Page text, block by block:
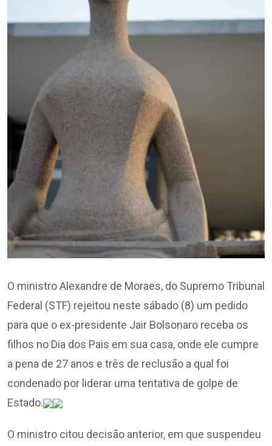
O ministro Alexandre de Moraes, do Supremo Tribunal
Federal (STF) rejeitou neste sábado (8) um pedido
para que o ex-presidente Jair Bolsonaro receba os
filhos no Dia dos Pais em sua casa, onde ele cumpre
a pena de 27 anos e três de reclusão a qual foi
condenado por liderar uma tentativa de golpe de
Estado.
O ministro citou decisão anterior, em que suspendeu